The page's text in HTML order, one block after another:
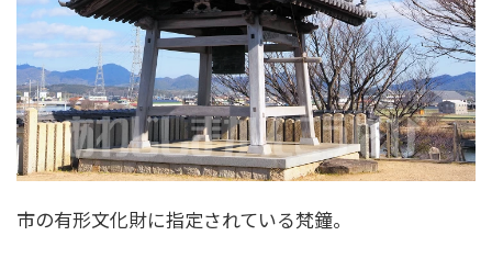
市の有形文化財に指定されている梵鐘。